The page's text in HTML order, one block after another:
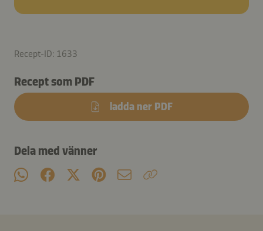
Recept-ID: 1633
Recept som PDF
ladda ner PDF
Dela med vänner